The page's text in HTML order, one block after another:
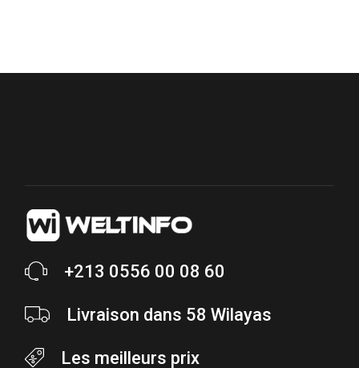
+213 0556 00 08 60
Livraison dans 58 Wilayas
Les meilleurs prix